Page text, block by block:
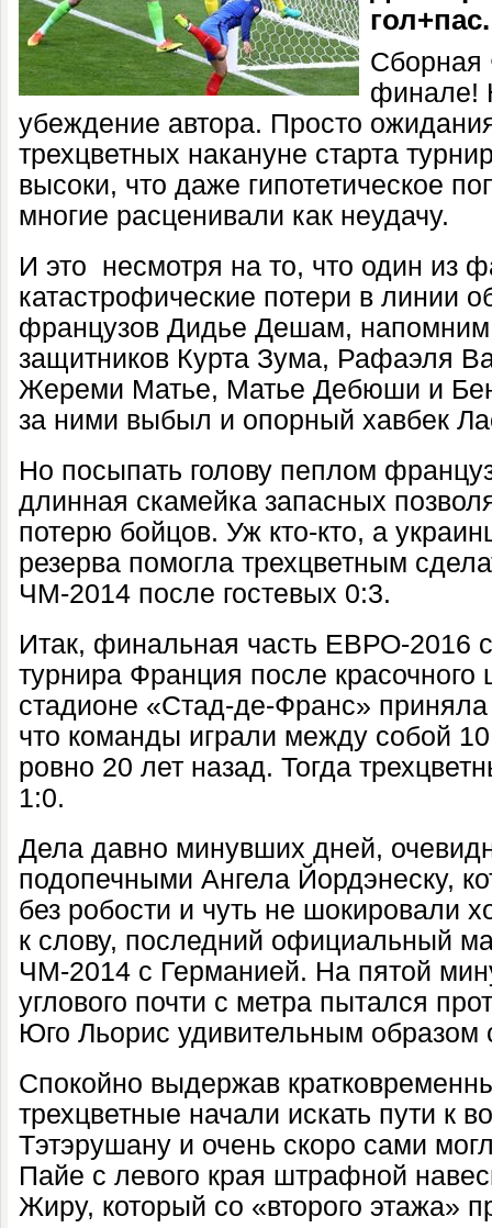
гол+пас.
Сборная
финале!
убеждение автора. Просто
трехцветных накануне старта
высоки, что даже гипотетическое
многие расценивали как неудачу.
И это несмотря на то, что один из
катастрофические потери в линии
французов Дидье Дешам,
защитников Курта Зума, Рафаэля
Жереми Матье, Матье Дебюши и
за ними выбыл и опорный хавбек
Но посыпать голову пеплом
длинная скамейка запасных
потерю бойцов. Уж кто-кто, а
резерва помогла трехцветным
ЧМ-2014 после гостевых 0:3.
Итак, финальная часть ЕВРО-2016
турнира Франция после
стадионе «Стад-де-Франс»
что команды играли между собой
ровно 20 лет назад. Тогда
1:0.
Дела давно минувших дней,
подопечными Ангела Йордэнеску,
без робости и чуть не шокировали
к слову, последний официальный
ЧМ-2014 с Германией. На пятой
углового почти с метра пытался
Юго Льорис удивительным образом
Спокойно выдержав
трехцветные начали искать пути к
Тэтэрушану и очень скоро сами
Пайе с левого края штрафной
Жиру, который со «второго этажа»